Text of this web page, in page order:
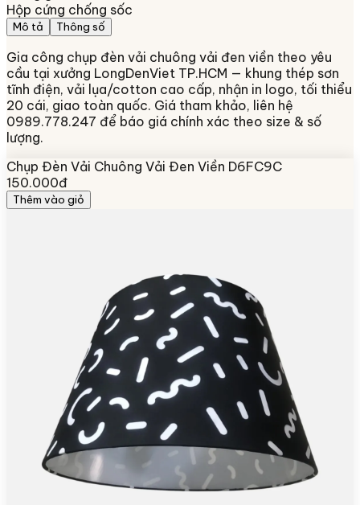
Hộp cứng chống sốc
Mô tả Thông số
Gia công chụp đèn vải chuông vải đen viền theo yêu
cầu tại xưởng LongDenViet TP.HCM — khung thép sơn
tĩnh điện, vải lụa/cotton cao cấp, nhận in logo, tối thiểu
20 cái, giao toàn quốc. Giá tham khảo, liên hệ
0989.778.247 để báo giá chính xác theo size & số
lượng.
Chụp Đèn Vải Chuông Vải Đen Viền D6FC9C
150.000đ
Thêm vào giỏ